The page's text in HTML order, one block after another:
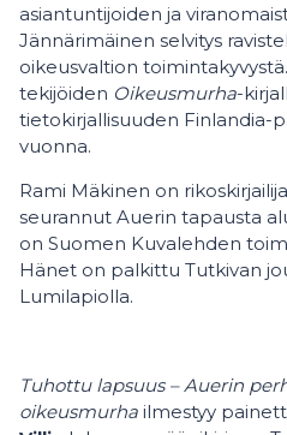
asiantuntijoiden ja
Jännärimäinen selvitys
oikeusvaltion
tekijöiden Oikeusmurha-
tietokirjallisuuden Finlandia-
vuonna.
Rami Mäkinen on
seurannut Auerin tapausta
on Suomen Kuvalehden
Hänet on palkittu Tutkivan
Lumilapiolla.
Tuhottu lapsuus – Auerin
oikeusmurha ilmestyy